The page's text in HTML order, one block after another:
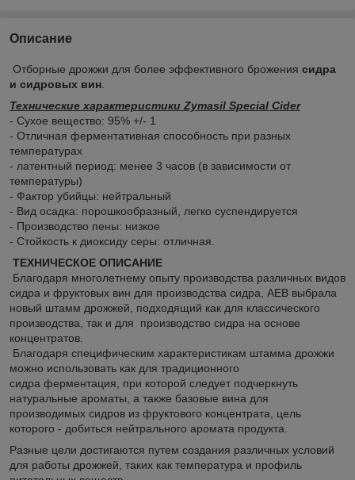
Описание
Отборные дрожжи для более эффективного брожения сидра
и сидровых вин
Технические характеристики Zymasil Special Cider
- Сухое вещество: 95% +/- 1
- Отличная ферментативная способность при разных
температурах
- латентный период: менее 3 часов (в зависимости от
температуры)
- Фактор убийцы: нейтральный
- Вид осадка: порошкообразный, легко суспендируется
- Производство пены: низкое
- Стойкость к диоксиду серы: отличная.
ТЕХНИЧЕСКОЕ ОПИСАНИЕ
Благодаря многолетнему опыту производства различных видов
сидра и фруктовых вин для производства сидра, AEB выбрала
новый штамм дрожжей, подходящий как для классического
производства, так и для производство сидра на основе
концентратов.
Благодаря специфическим характеристикам штамма дрожжи
можно использовать как для традиционного
сидра ферментация, при которой следует подчеркнуть
натуральные ароматы, а также базовые вина для
производимых сидров из фруктового концентрата, цель
которого - добиться нейтрального аромата продукта.
Разные цели достигаются путем создания различных условий
для работы дрожжей, таких как температура и профиль